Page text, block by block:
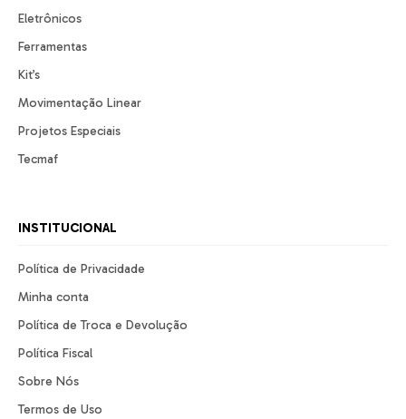
Eletrônicos
Ferramentas
Kit’s
Movimentação Linear
Projetos Especiais
Tecmaf
INSTITUCIONAL
Política de Privacidade
Minha conta
Política de Troca e Devolução
Política Fiscal
Sobre Nós
Termos de Uso